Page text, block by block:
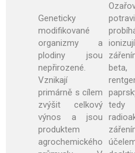
Geneticky
modifikované
organizmy a
plodiny jsou
nepřirozené.
Vznikají
primárně s cílem
zvýšit celkový
výnos a jsou
produktem
agrochemického
beta,
tedy